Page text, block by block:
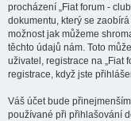
procházení „Fiat forum -
dokumentu, který se
možnost jak můžeme
těchto údajů nám. Toto
uživatel, registrace na „Fiat
registrace, když jste
Váš účet bude
používané při přihlašování